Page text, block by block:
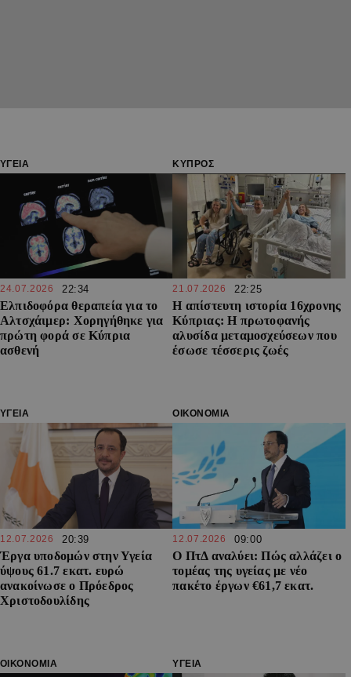
ΥΓΕΙΑ
24.07.2026 22:34
Ελπιδοφόρα θεραπεία για το
Αλτσχάιμερ: Χορηγήθηκε για
πρώτη φορά σε Κύπρια
ασθενή
ΚΥΠΡΟΣ
21.07.2026 22:25
Η απίστευτη ιστορία 16χρονης
Κύπριας: Η πρωτοφανής
αλυσίδα μεταμοσχεύσεων που
έσωσε τέσσερις ζωές
ΥΓΕΙΑ
12.07.2026 20:39
Έργα υποδομών στην Υγεία
ύψους 61.7 εκατ. ευρώ
ανακοίνωσε ο Πρόεδρος
Χριστοδουλίδης
ΟΙΚΟΝΟΜΙΑ
12.07.2026 09:00
Ο ΠτΔ αναλύει: Πώς αλλάζει ο
τομέας της υγείας με νέο
πακέτο έργων €61,7 εκατ.
ΟΙΚΟΝΟΜΙΑ ΥΓΕΙΑ